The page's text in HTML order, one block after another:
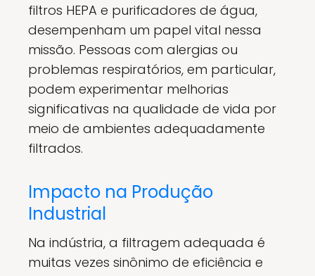
filtros HEPA e purificadores de água,
desempenham um papel vital nessa
missão. Pessoas com alergias ou
problemas respiratórios, em particular,
podem experimentar melhorias
significativas na qualidade de vida por
meio de ambientes adequadamente
filtrados.
Impacto na Produção
Industrial
Na indústria, a filtragem adequada é
muitas vezes sinônimo de eficiência e